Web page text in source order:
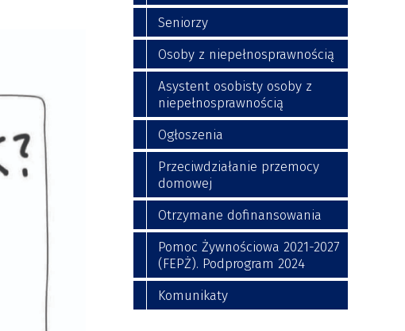
Seniorzy
Osoby z niepełnosprawnością
Asystent osobisty osoby z
niepełnosprawnością
Ogłoszenia
Przeciwdziałanie przemocy
domowej
Otrzymane dofinansowania
Pomoc Żywnościowa 2021-2027
(FEPŻ). Podprogram 2024
Komunikaty